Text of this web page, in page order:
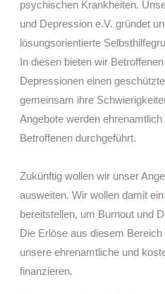
psychischen Krankheiten.
und Depression e.V. gründet
lösungsorientierte
In diesen bieten wir
Depressionen einen
gemeinsam ihre
Angebote werden
Betroffenen durchgeführt.
Zukünftig wollen wir unser
ausweiten. Wir wollen damit ein
bereitstellen, um Burnout und
Die Erlöse aus diesem
unsere ehrenamtliche und
finanzieren.